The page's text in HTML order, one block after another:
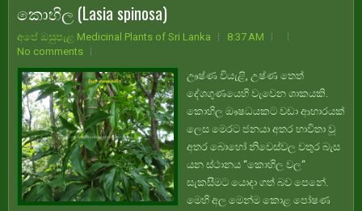
කොහිල (Lasia spinosa)
අපේ ඔසුපැළ Medicinal Plants of Sri Lanka
8:37 AM
No comments
ඌෂ්ණ වියැළි, උෂ්ණ තෙත්
දේශගුණයෙහි වැවෙන ශාකයකි.
කොහිල ඖෂධයකට වඩා ආහාරයක්
ලෙස මෙරට ජනයා අතර භාවිතා වූ
අතර බොහෝ නිවෙස්වල වතුර බැස
යන ස්ථානය “කොහිල වල“
සැකසීමට යොදා ගත් බව පෙනේ.
මෙහි අල මෙන්ම කොළ පෝෂණ